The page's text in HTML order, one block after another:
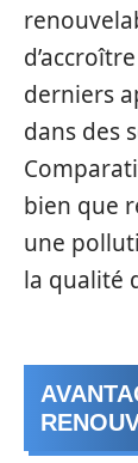
derniers
dans des
bien que
une
la qualité